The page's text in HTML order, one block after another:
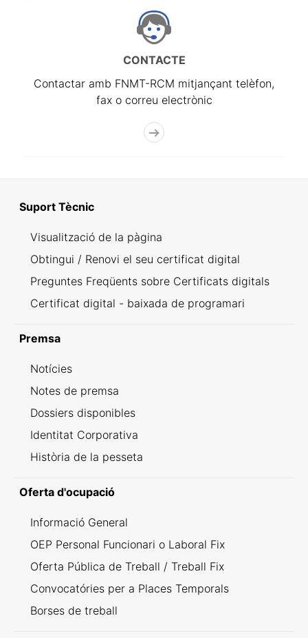
CONTACTE
Contactar amb FNMT-RCM mitjançant telèfon,
fax o correu electrònic
Suport Tècnic
Visualització de la pàgina
Obtingui / Renovi el seu certificat digital
Preguntes Freqüents sobre Certificats digitals
Certificat digital - baixada de programari
Premsa
Notícies
Notes de premsa
Dossiers disponibles
Identitat Corporativa
Història de la pesseta
Oferta d'ocupació
Informació General
OEP Personal Funcionari o Laboral Fix
Oferta Pública de Treball / Treball Fix
Convocatóries per a Places Temporals
Borses de treball